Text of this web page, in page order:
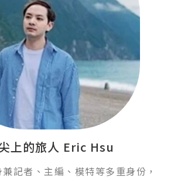
上的旅人 Eric Hsu
記者、主編、模特等多重身份，